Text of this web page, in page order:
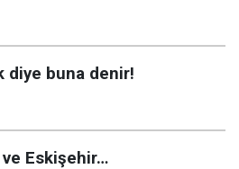
diye buna denir!
Eskişehir…